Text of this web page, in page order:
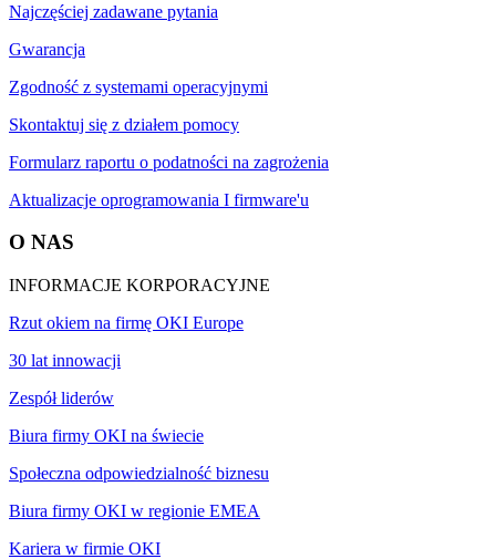
Najczęściej zadawane pytania
Gwarancja
Zgodność z systemami operacyjnymi
Skontaktuj się z działem pomocy
Formularz raportu o podatności na zagrożenia
Aktualizacje oprogramowania I firmware'u
O NAS
INFORMACJE KORPORACYJNE
Rzut okiem na firmę OKI Europe
30 lat innowacji
Zespół liderów
Biura firmy OKI na świecie
Społeczna odpowiedzialność biznesu
Biura firmy OKI w regionie EMEA
Kariera w firmie OKI